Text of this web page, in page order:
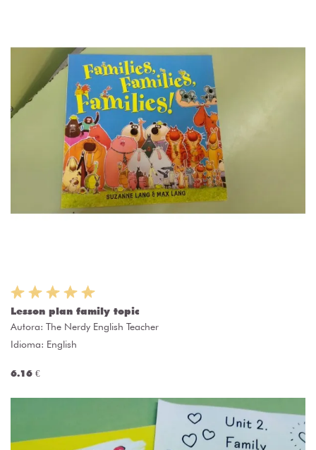
Lesson plan family topic
Autora: The Nerdy English Teacher
Idioma: English
6.16 €